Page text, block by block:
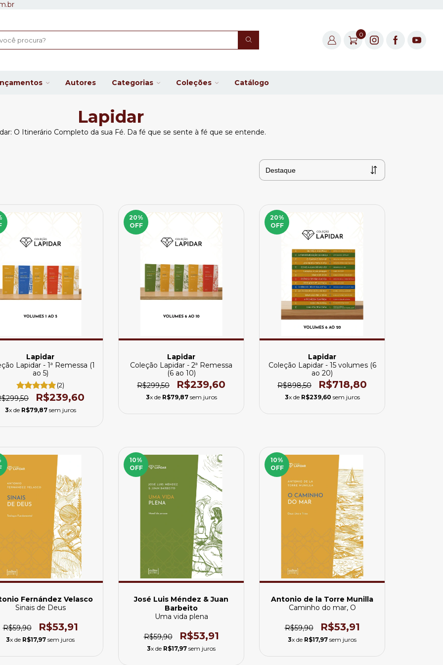
0
Autores Categorias Coleções Catálogo
Lapidar
O Itinerário Completo da sua Fé. Da fé que se sente à fé que se entende.
Lapidar
Lapidar - 1ª Remessa (1
ao 5)
(2)
R$239,60
3x de R$79,87sem juros
20%
OFF
Lapidar
Coleção Lapidar - 2ª Remessa
(6 ao 10)
R$299,50
R$239,60
3x de R$79,87sem juros
20%
OFF
Lapidar
Coleção Lapidar - 15 volumes (6
ao 20)
R$898,50
R$718,80
3x de R$239,60 sem juros
Fernández Velasco
Sinais de Deus
R$59,90 R$53,91
3x de R$17,97 sem juros
10%
OFF
José Luis Méndez & Juan
Barbeito
Uma vida plena
R$59,90 R$53,91
3x de R$17,97 sem juros
10%
OFF
Antonio de la Torre Munilla
Caminho do mar, O
R$59,90 R$53,91
3x de R$17,97 sem juros